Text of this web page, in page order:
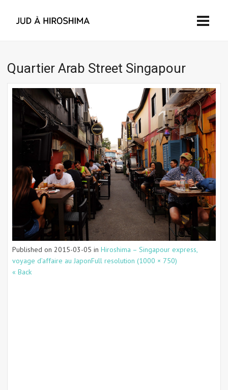
Quartier Arab Street Singapour
Published on 2015-03-05 in Hiroshima – Singapour express,
voyage d’affaire au JaponFull resolution (1000 × 750)
« Back